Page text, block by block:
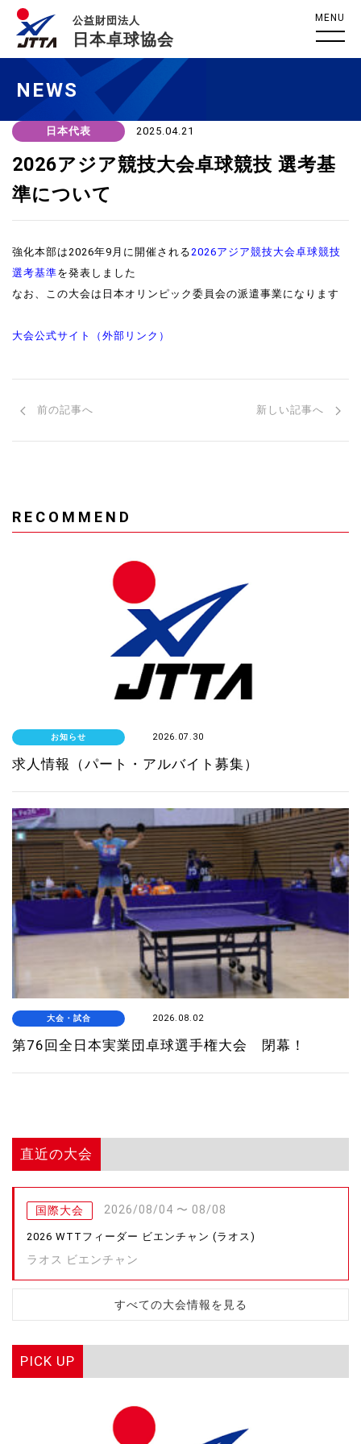
公益財団法人
日本卓球協会
MENU
NEWS
日本代表 2025.04.21
2026アジア競技大会卓球競技 選考基
準について
強化本部は2026年9月に開催される2026アジア競技大会卓球競技
選考基準を発表しました
なお、この大会は日本オリンピック委員会の派遣事業になります
大会公式サイト（外部リンク）
前の記事へ 新しい記事へ
RECOMMEND
お知らせ 2026.07.30
求人情報（パート・アルバイト募集）
大会・試合 2026.08.02
第76回全日本実業団卓球選手権大会 閉幕！
直近の大会
国際大会 2026/08/04 〜 08/08
2026 WTTフィーダー ビエンチャン (ラオス)
ラオス ビエンチャン
すべての大会情報を見る
PICK UP